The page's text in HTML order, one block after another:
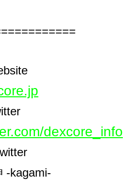
dexcore_info
-kagami-